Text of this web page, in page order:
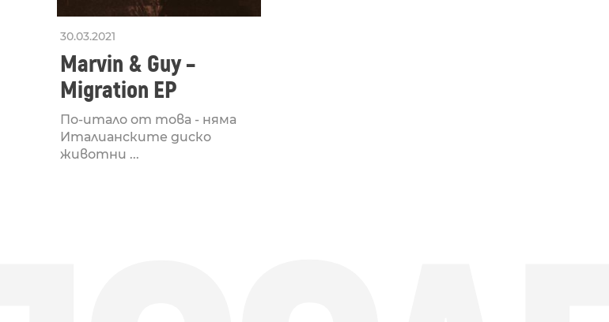
30.03.2021
Marvin & Guy –
Migration EP
По-итало от това - няма
Италианските диско
животни ...